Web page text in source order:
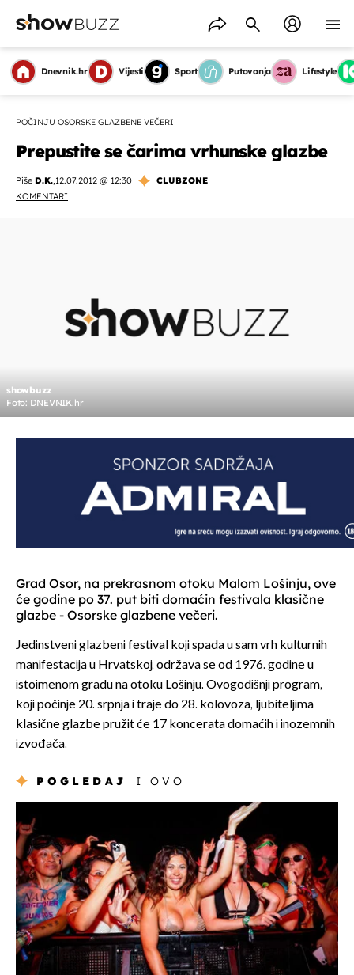
Dnevnik.hr Vijesti Sport Putovanja Lifestyle
POČINJU OSORSKE GLAZBENE VEČERI
Prepustite se čarima vrhunske glazbe
Piše D.K.,12.07.2012 @ 12:30
CLUBZONE
KOMENTARI
showbuzz
Foto: DNEVNIK.hr
Grad Osor, na prekrasnom otoku Malom Lošinju, ove
će godine po 37. put biti domaćin festivala klasične
glazbe - Osorske glazbene večeri.
Jedinstveni glazbeni festival koji spada u sam vrh kulturnih
manifestacija u Hrvatskoj, održava se od 1976. godine u
istoimenom gradu na otoku Lošinju. Ovogodišnji program,
koji počinje 20. srpnja i traje do 28. kolovoza, ljubiteljima
klasične glazbe pružit će 17 koncerata domaćih i inozemnih
izvođača.
POGLEDAJ I OVO
OMOGUĆI OBAVIJESTI